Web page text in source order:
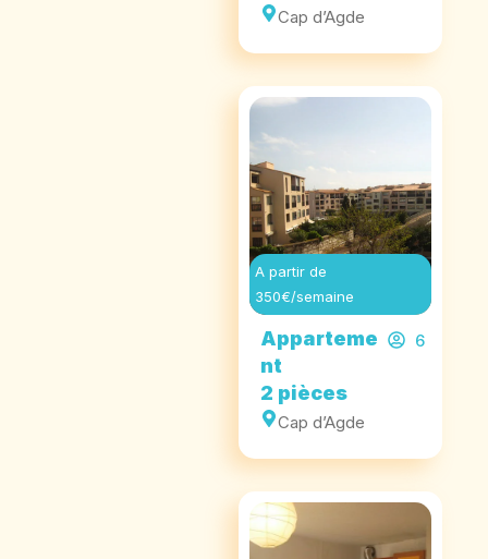
Cap d’Agde
A partir de
350€/semaine
Apparteme
nt
2 pièces
Cap d’Agde
6